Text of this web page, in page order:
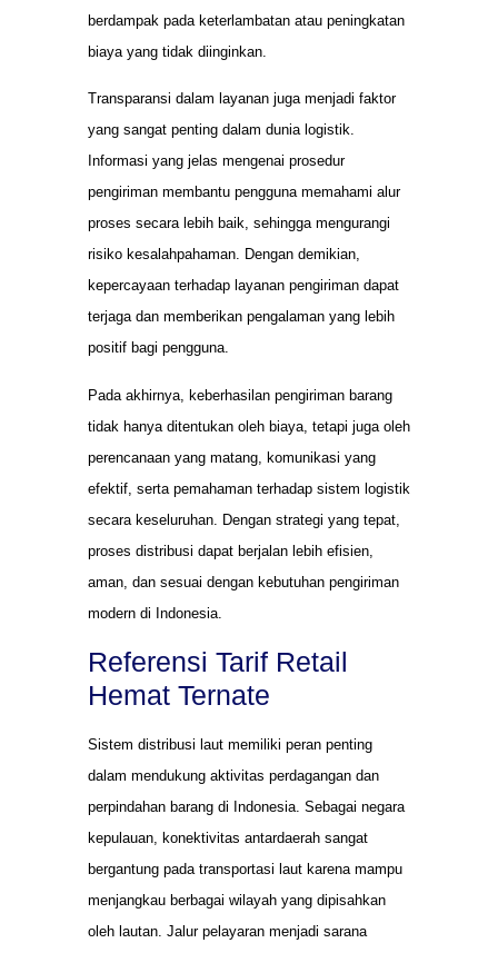
berdampak pada keterlambatan atau peningkatan
biaya yang tidak diinginkan.
Transparansi dalam layanan juga menjadi faktor
yang sangat penting dalam dunia logistik.
Informasi yang jelas mengenai prosedur
pengiriman membantu pengguna memahami alur
proses secara lebih baik, sehingga mengurangi
risiko kesalahpahaman. Dengan demikian,
kepercayaan terhadap layanan pengiriman dapat
terjaga dan memberikan pengalaman yang lebih
positif bagi pengguna.
Pada akhirnya, keberhasilan pengiriman barang
tidak hanya ditentukan oleh biaya, tetapi juga oleh
perencanaan yang matang, komunikasi yang
efektif, serta pemahaman terhadap sistem logistik
secara keseluruhan. Dengan strategi yang tepat,
proses distribusi dapat berjalan lebih efisien,
aman, dan sesuai dengan kebutuhan pengiriman
modern di Indonesia.
Referensi Tarif Retail
Hemat Ternate
Sistem distribusi laut memiliki peran penting
dalam mendukung aktivitas perdagangan dan
perpindahan barang di Indonesia. Sebagai negara
kepulauan, konektivitas antardaerah sangat
bergantung pada transportasi laut karena mampu
menjangkau berbagai wilayah yang dipisahkan
oleh lautan. Jalur pelayaran menjadi sarana